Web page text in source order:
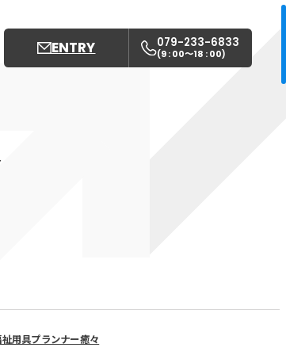
中央保育園
ENTRY 079-233-6833
(9 : 00〜18 : 00)
用具プランナー癒々